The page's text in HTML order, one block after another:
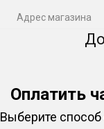
Адрес магазина
Оплатить
Выберите